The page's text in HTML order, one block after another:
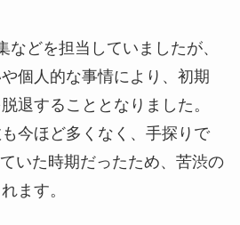
などを担当していましたが、
個人的な事情により、初期
退することとなりました。
今ほど多くなく、手探りで
いた時期だったため、苦渋の
ます。